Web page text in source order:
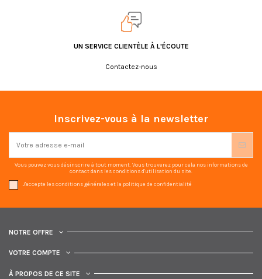
UN SERVICE CLIENTÈLE À L'ÉCOUTE
Contactez-nous
Inscrivez-vous à la newsletter
Vous pouvez vous désinscrire à tout moment. Vous trouverez pour cela nos informations de
contact dans les conditions d'utilisation du site.
J'accepte les conditions générales et la politique de confidentialité
NOTRE OFFRE
VOTRE COMPTE
À PROPOS DE CE SITE